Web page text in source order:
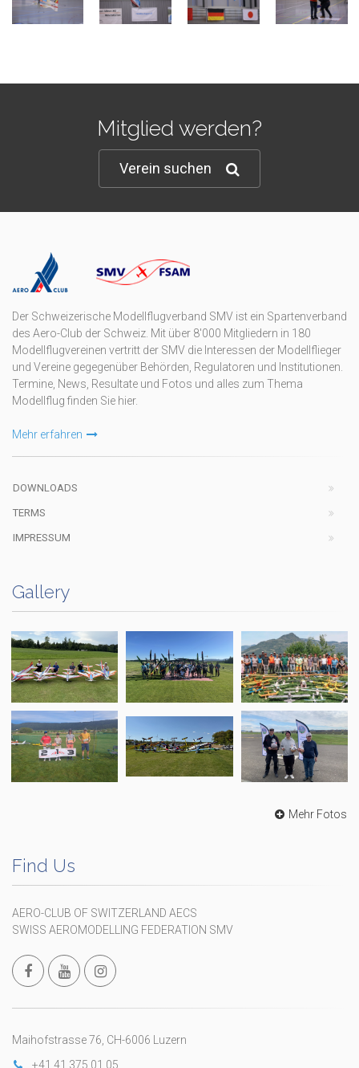
Mitglied werden?
Verein suchen
Der Schweizerische Modellflugverband SMV ist ein Spartenverband
des Aero-Club der Schweiz. Mit über 8'000 Mitgliedern in 180
Modellflugvereinen vertritt der SMV die Interessen der Modellflieger
und Vereine gegegenüber Behörden, Regulatoren und Institutionen.
Termine, News, Resultate und Fotos und alles zum Thema
Modellflug finden Sie hier.
Mehr erfahren
DOWNLOADS
TERMS
IMPRESSUM
Gallery
Mehr Fotos
Find Us
AERO-CLUB OF SWITZERLAND AECS
SWISS AEROMODELLING FEDERATION SMV
Maihofstrasse 76, CH-6006 Luzern
+41 41 375 01 05